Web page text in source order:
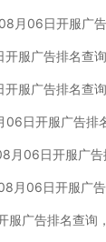
月06日开服广
服广告排名查
服广告排名查
日开服广告排
06日开服广告
月06日开服广
广告排名查询